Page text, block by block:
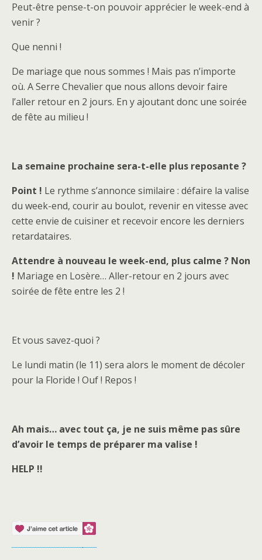
Peut-être pense-t-on pouvoir apprécier le week-end à
venir ?
Que nenni !
De mariage que nous sommes ! Mais pas n’importe
où. A Serre Chevalier que nous allons devoir faire
l’aller retour en 2 jours. En y ajoutant donc une soirée
de fête au milieu !
La semaine prochaine sera-t-elle plus reposante ?
Point ! Le rythme s’annonce similaire : défaire la valise
du week-end, courir au boulot, revenir en vitesse avec
cette envie de cuisiner et recevoir encore les derniers
retardataires.
Attendre à nouveau le week-end, plus calme ? Non
! Mariage en Losère… Aller-retour en 2 jours avec
soirée de fête entre les 2 !
Et vous savez-quoi ?
Le lundi matin (le 11) sera alors le moment de décoler
pour la Floride ! Ouf ! Repos !
Ah mais… avec tout ça, je ne suis même pas sûre
d’avoir le temps de préparer ma valise !
HELP !!